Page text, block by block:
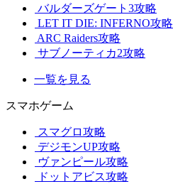
バルダーズゲート3攻略
LET IT DIE: INFERNO攻略
ARC Raiders攻略
サブノーティカ2攻略
一覧を見る
スマホゲーム
スマグロ攻略
デジモンUP攻略
ヴァンピール攻略
ドットアビス攻略